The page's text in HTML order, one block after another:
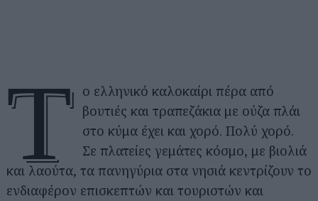
Τ
ο ελληνικό καλοκαίρι πέρα από
βουτιές και τραπεζάκια με ούζα πλάι
στο κύμα έχει και χορό. Πολύ χορό.
Σε πλατείες γεμάτες κόσμο, με βιολιά
και λαούτα, τα πανηγύρια στα νησιά κεντρίζουν το
ενδιαφέρον επισκεπτών και τουριστών και